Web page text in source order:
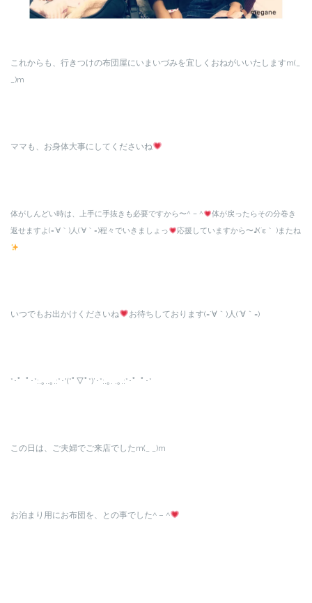
これからも、行きつけの布団屋にいまいづみを宜しくおねがいいたしますm(_
_)m
ママも、お身体大事にしてくださいね
体がしんどい時は、上手に手抜きも必要ですから〜^ – ^
体が戻ったらその分巻き
返せますよ(=´∀｀)人(´∀｀=)程々でいきましょっ
応援していますから〜♪(´ε｀ )またね
いつでもお出かけくださいね お待ちしております(=´∀｀)人(´∀｀=)
*･゜ﾟ･*:.｡..｡.:*･'(*ﾟ▽ﾟ*)’･*:.｡. .｡.:*･゜ﾟ･*
この日は、ご夫婦でご来店でしたm(_ _)m
お泊まり用にお布団を、との事でした^ – ^